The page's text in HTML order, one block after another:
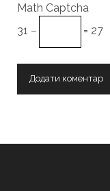
Math Captcha
31 −
= 27